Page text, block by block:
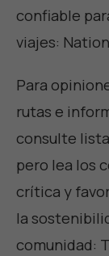
confiable
viajes:
Para
rutas e
consulte
pero lea los
crítica y
la
comunidad: